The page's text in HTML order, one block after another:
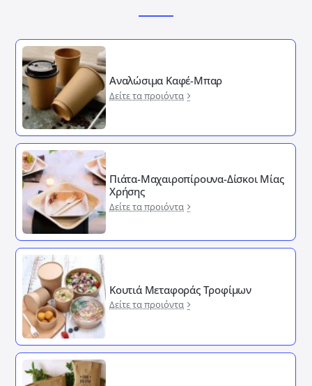
Αναλώσιμα Καφέ-Μπαρ
Δείτε τα προιόντα
Πιάτα-Μαχαιροπίρουνα-Δίσκοι Μίας
Χρήσης
Δείτε τα προιόντα
Κουτιά Μεταφοράς Τροφίμων
Δείτε τα προιόντα